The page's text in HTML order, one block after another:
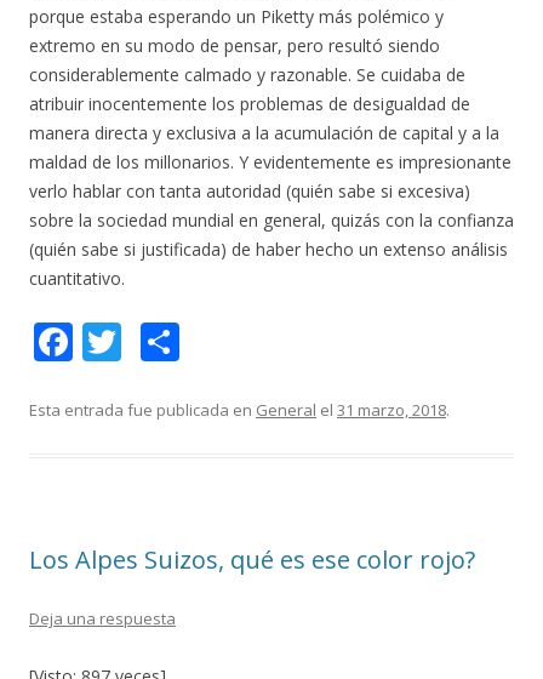
porque estaba esperando un Piketty más polémico y
extremo en su modo de pensar, pero resultó siendo
considerablemente calmado y razonable. Se cuidaba de
atribuir inocentemente los problemas de desigualdad de
manera directa y exclusiva a la acumulación de capital y a la
maldad de los millonarios. Y evidentemente es impresionante
verlo hablar con tanta autoridad (quién sabe si excesiva)
sobre la sociedad mundial en general, quizás con la confianza
(quién sabe si justificada) de haber hecho un extenso análisis
cuantitativo.
F
e
k
T
itt m
r
Esta entrada fue publicada en General el 31 marzo, 2018.
Los Alpes Suizos, qué es ese color rojo?
Deja una respuesta